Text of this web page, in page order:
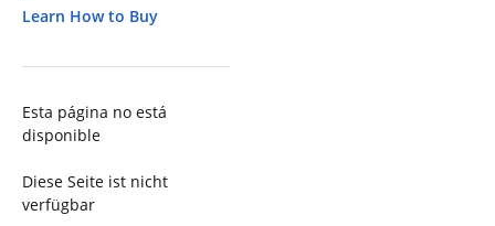
Learn How to Buy
Esta página no está
disponible
Diese Seite ist nicht
verfügbar